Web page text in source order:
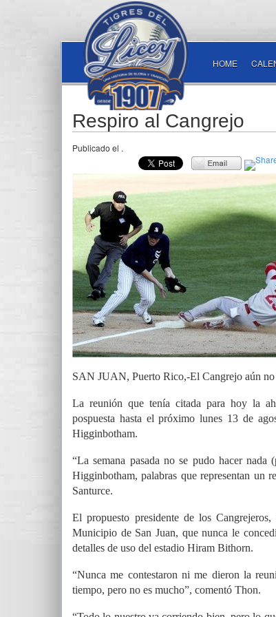
HOME
Respiro al Cangrejo
Publicado el .
SAN JUAN, Puerto Rico,-El Cangrejo aún no
La reunión que tenía citada para hoy la
pospuesta hasta el próximo lunes 13 de
Higginbotham.
“La semana pasada no se pudo hacer
Higginbotham, palabras que representan un
Santurce.
El propuesto presidente de los
Municipio de San Juan, que nunca le
detalles de uso del estadio Hiram Bithorn.
“Nunca me contestaron ni me dieron la
tiempo, pero no es mucho”, comentó Thon.